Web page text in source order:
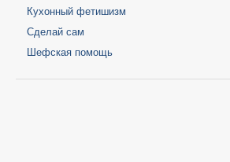
Кухонный фетишизм
Сделай сам
Шефская помощь